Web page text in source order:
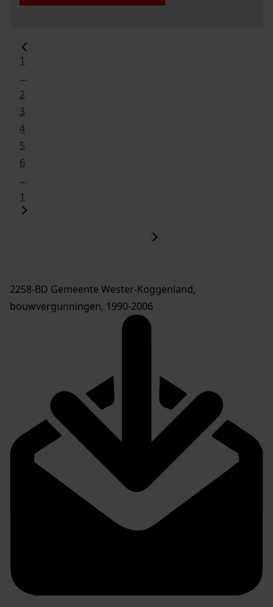
1
...
2
3
4
5
6
...
1
2258-BD Gemeente Wester-Koggenland,
bouwvergunningen, 1990-2006